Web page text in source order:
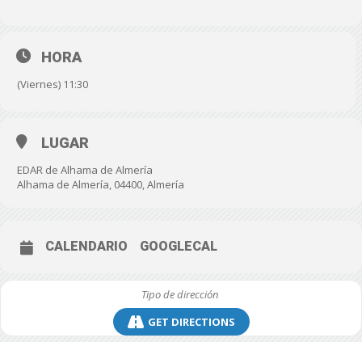
HORA
(Viernes) 11:30
LUGAR
EDAR de Alhama de Almería
Alhama de Almería, 04400, Almería
CALENDARIO GOOGLECAL
GET DIRECTIONS